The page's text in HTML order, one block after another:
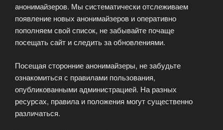
анонимайзеров. Мы систематически отслеживаем
появление новых анонимайзеров и оперативно
пополняем свой список, не забывайте почаще
посещать сайт и следить за обновлениями.
Посещая сторонние анонимайзеры, не забудьте
ознакомиться с правилами пользования,
опубликованными администрацией. На разных
ресурсах, правила и положения могут существенно
различаться.